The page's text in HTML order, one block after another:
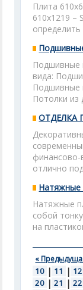
Плита
610x1219 –
Подшивные
вида:
Подшивные
Потолки из
ОТДЕЛКА
отлично
Натяжные
Натяжные
собой
на
«
10 | 11 | 12
20 | 21 | 22